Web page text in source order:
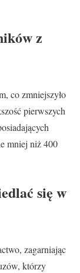
z
co zmniejszyło
pierwszych
mniej niż 400
się w
zagarniając
którzy